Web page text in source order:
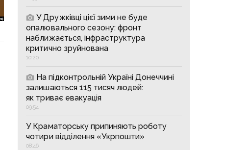
У Дружківці цієї зими не буде
опалювального сезону: фронт
наближається, інфраструктура
критично зруйнована
10:20
На підконтрольній Україні Донеччині
залишаються 115 тисяч людей:
як триває евакуація
09:54
У Краматорську припиняють роботу
чотири відділення «Укрпошти»
08:46